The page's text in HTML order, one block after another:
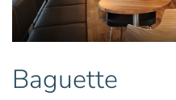
Baguette